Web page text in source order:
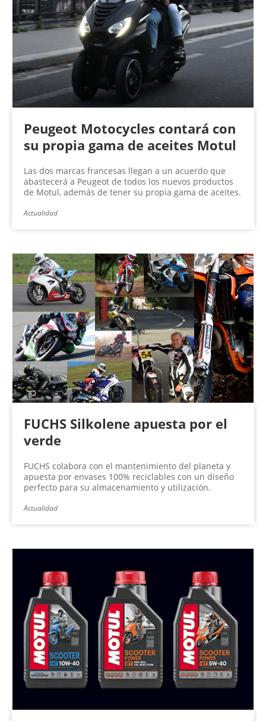
Peugeot Motocycles contará con
su propia gama de aceites Motul
Las dos marcas francesas llegan a un acuerdo que
abastecerá a Peugeot de todos los nuevos productos
de Motul, además de tener su propia gama de aceites.
Actualidad
FUCHS Silkolene apuesta por el
verde
FUCHS colabora con el mantenimiento del planeta y
apuesta por envases 100% reciclables con un diseño
perfecto para su almacenamiento y utilización.
Actualidad